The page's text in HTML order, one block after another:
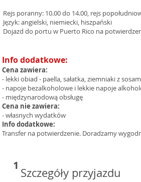
Rejs poranny: 10.00 do 14.00, rejs
Język: angielski, niemiecki, hiszpański
Dojazd do portu w Puerto Rico na
Info dodatkowe:
Cena zawiera:
- lekki obiad - paella, sałatka, ziemniaki z
- napoje bezalkoholowe i lekkie napoje
- międzynarodową obsługę
Cena nie zawiera:
- własnych wydatków
Info dodatkowe:
Transfer na potwierdzenie. Doradzamy
1
Szczegóły przyjazdu